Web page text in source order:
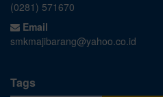
(0281) 571670
Email
smkmajibarang@yahoo.co.id
Tags